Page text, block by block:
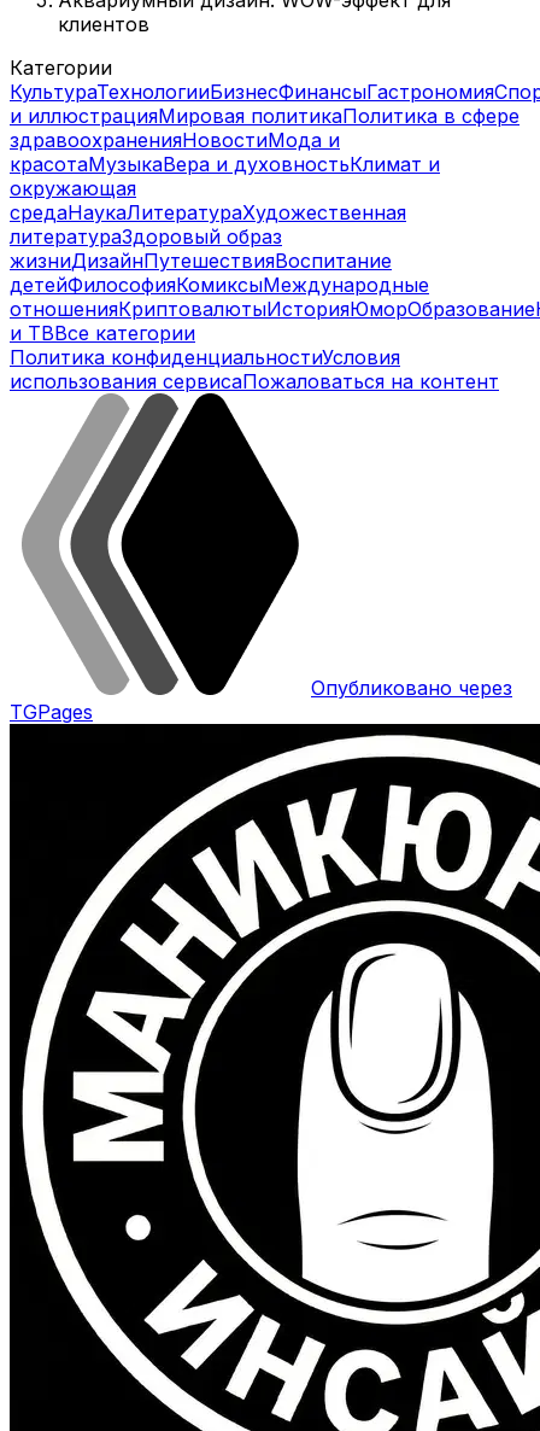
клиентов
Категории
КультураТехнологииБизнесФинансыГастрономия
и иллюстрацияМировая политикаПолитика в сфере
здравоохраненияНовостиМода и
красотаМузыкаВера и духовностьКлимат и
окружающая
средаНаукаЛитератураХудожественная
литератураЗдоровый образ
жизниДизайнПутешествияВоспитание
детейФилософияКомиксыМеждународные
отношенияКриптовалютыИсторияЮморОбразование
и ТВВсе категории
Политика конфиденциальностиУсловия
использования сервисаПожаловаться на контент
Опубликовано через
TGPages